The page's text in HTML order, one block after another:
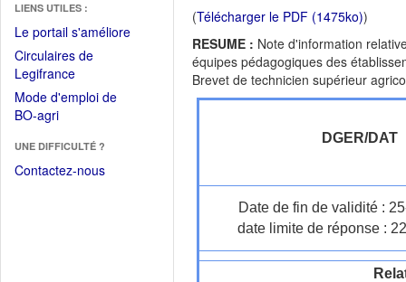
LIENS UTILES :
Le portail s'améliore(Fichier
Circulaires de
Legifrance(Ouvrir
dans
une
fenêtre)
Mode d'emploi de
BO-agri(Ouvrir
une
nouvelle
UNE DIFFICULTÉ ?
Contactez-nous
(Télécharger le PDF (1475ko))
RESUME : Note d'information
équipes pédagogiques des
Brevet de technicien supérieur
DGER/DAT
Date de fin de validité :
date limite de réponse :